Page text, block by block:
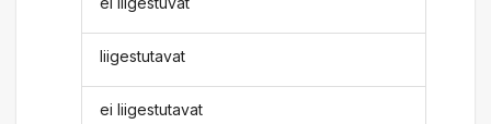
liigestutavat
ei liigestutavat